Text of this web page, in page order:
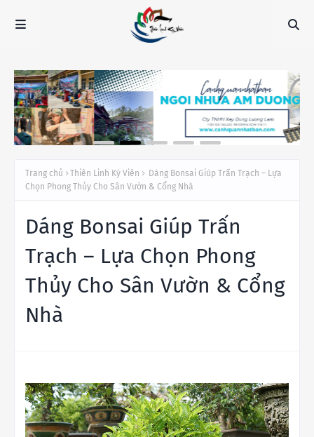
Trang chủ Thiên Linh Kỳ Viên
Dáng Bonsai Giúp Trấn Trạch – Lựa
Chọn Phong Thủy Cho Sân Vườn & Cổng Nhà
Dáng Bonsai Giúp Trấn
Trạch – Lựa Chọn Phong
Thủy Cho Sân Vườn & Cổng
Nhà